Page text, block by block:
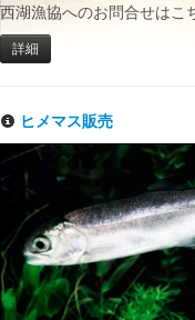
西湖漁協へのお問合せはこ
詳細
ヒメマス販売